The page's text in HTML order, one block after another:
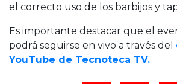
el correcto uso de los barbijos y
Es importante destacar que el
podrá seguirse en vivo a través del
YouTube de Tecnoteca TV.